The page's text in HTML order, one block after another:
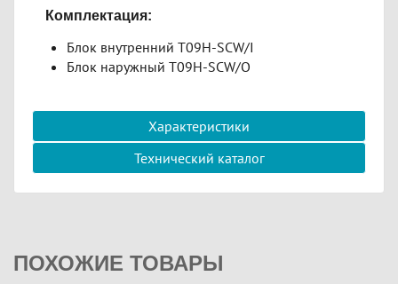
Комплектация:
Блок внутренний T09H-SCW/I
Блок наружный T09H-SCW/O
Характеристики
Технический каталог
ПОХОЖИЕ ТОВАРЫ